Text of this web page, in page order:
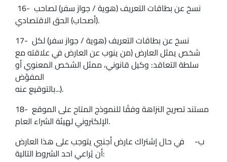
16- نسخ عن بطاقات التعريف (هوية / جواز سفر) لصاحب
(أصحاب) الحق الاقتصادي.
17- نسخ عن بطاقات التعريف (هوية / جواز سفر) لكل
شخص يمثل العارض (من ينوب عن العارض في علاقته مع
سلطة التعاقد: وكيل قانوني، ممثل الشخص المعنوي أو
المفوّض
بالتوقيع عنه...).
18- مستند تصريح النزاهة وفقًا للنموذج المتاح على الموقع
الإلكتروني لهيئة الشراء العام.
‌ب- في حال إشتراك عارض أجنبي يتوجب على هذا العارض
أن يُراعي احد الشروط التالية: